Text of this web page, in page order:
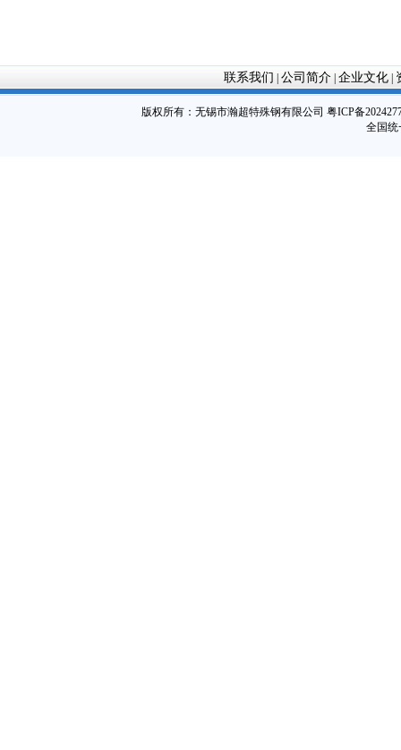
联系我们 | 公司简介| 企业文化|
版权所有： 无锡市瀚超特殊钢有限公司 粤ICP备
全国